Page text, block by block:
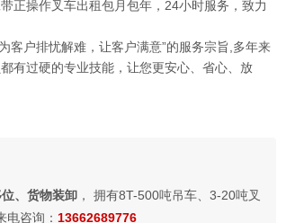
正操作叉车出租包月包年，24小时服务，致力
客户排忧解难，让客户满意”的服务宗旨,多年来
有过硬的专业技能，让您更安心、省心、放
、货物装卸， 拥有8T-500吨吊车、3-20吨叉
电咨询： 13662689776